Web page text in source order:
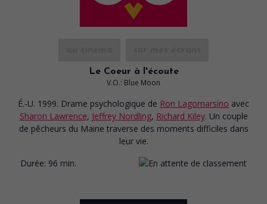
Le Coeur à l'écoute
V.O.: Blue Moon
É.-U. 1999. Drame psychologique de Ron Lagomarsino avec
Sharon Lawrence, Jeffrey Nordling, Richard Kiley. Un couple
de pêcheurs du Maine traverse des moments difficiles dans
leur vie.
Durée: 96 min.